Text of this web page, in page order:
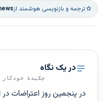
ترجمه و بازنویسی هوشمند از
در یک نگاه
چکیدهٔ
در پنجمین روز اعتراضات